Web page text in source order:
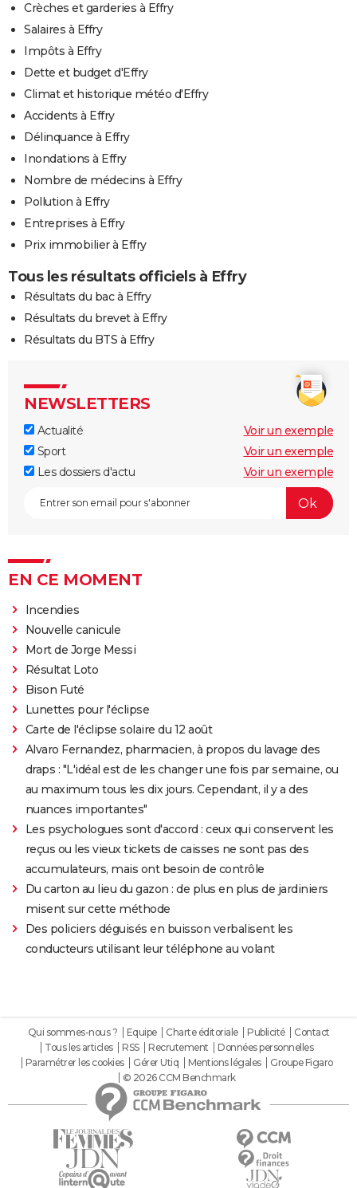
Crèches et garderies à Effry
Salaires à Effry
Impôts à Effry
Dette et budget d'Effry
Climat et historique météo d'Effry
Accidents à Effry
Délinquance à Effry
Inondations à Effry
Nombre de médecins à Effry
Pollution à Effry
Entreprises à Effry
Prix immobilier à Effry
Tous les résultats officiels à Effry
Résultats du bac à Effry
Résultats du brevet à Effry
Résultats du BTS à Effry
NEWSLETTERS
Actualité
Voir un exemple
Sport
Voir un exemple
Les dossiers d'actu
Voir un exemple
EN CE MOMENT
Incendies
Nouvelle canicule
Mort de Jorge Messi
Résultat Loto
Bison Futé
Lunettes pour l'éclipse
Carte de l'éclipse solaire du 12 août
Alvaro Fernandez, pharmacien, à propos du lavage des
draps : "L'idéal est de les changer une fois par semaine, ou
au maximum tous les dix jours. Cependant, il y a des
nuances importantes"
Les psychologues sont d'accord : ceux qui conservent les
reçus ou les vieux tickets de caisses ne sont pas des
accumulateurs, mais ont besoin de contrôle
Du carton au lieu du gazon : de plus en plus de jardiniers
misent sur cette méthode
Des policiers déguisés en buisson verbalisent les
conducteurs utilisant leur téléphone au volant
Qui sommes-nous ? Equipe Charte éditoriale Publicité
Contact
Tous les articles
RSS Recrutement
Données personnelles
Paramétrer les cookies
Gérer Utiq Mentions légales
Groupe Figaro
© 2026 CCM Benchmark